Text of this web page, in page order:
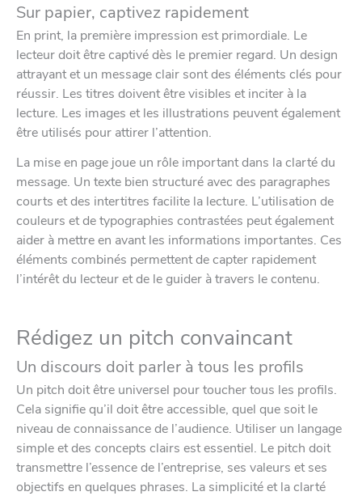
Sur papier, captivez rapidement
En print, la première impression est primordiale. Le
lecteur doit être captivé dès le premier regard. Un design
attrayant et un message clair sont des éléments clés pour
réussir. Les titres doivent être visibles et inciter à la
lecture. Les images et les illustrations peuvent également
être utilisés pour attirer l’attention.
La mise en page joue un rôle important dans la clarté du
message. Un texte bien structuré avec des paragraphes
courts et des intertitres facilite la lecture. L’utilisation de
couleurs et de typographies contrastées peut également
aider à mettre en avant les informations importantes. Ces
éléments combinés permettent de capter rapidement
l’intérêt du lecteur et de le guider à travers le contenu.
Rédigez un pitch convaincant
Un discours doit parler à tous les profils
Un pitch doit être universel pour toucher tous les profils.
Cela signifie qu’il doit être accessible, quel que soit le
niveau de connaissance de l’audience. Utiliser un langage
simple et des concepts clairs est essentiel. Le pitch doit
transmettre l’essence de l’entreprise, ses valeurs et ses
objectifs en quelques phrases. La simplicité et la clarté